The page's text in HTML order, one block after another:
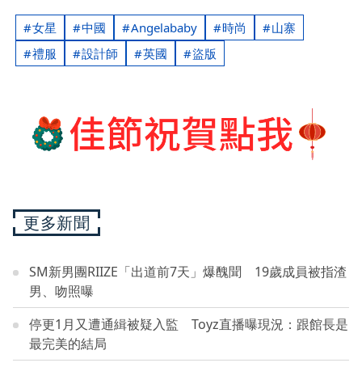
女星 中國 Angelababy 時尚
山寨
禮服
設計師 英國 盜版
更多新聞
SM新男團RIIZE「出道前7天」爆醜聞 19歲成員被指渣
男、吻照曝
停更1月又遭通緝被疑入監 Toyz直播曝現況：跟館長是
最完美的結局